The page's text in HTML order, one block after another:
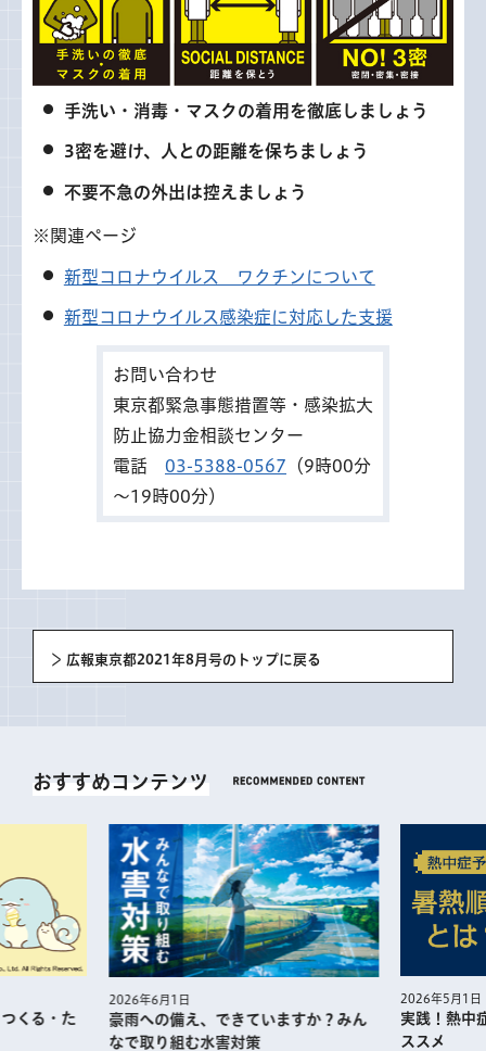
手洗い・消毒・マスクの着用を徹底しましょう
3密を避け、人との距離を保ちましょう
不要不急の外出は控えましょう
※関連ページ
新型コロナウイルス ワクチンについて
新型コロナウイルス感染症に対応した支援
お問い合わせ
東京都緊急事態措置等・感染拡大
防止協力金相談センター
電話 03-5388-0567 （9時00分
～19時00分）
広報東京都2021年8月号のトップに戻る
おすすめコンテンツ
くる・た
2026年6月1日
豪雨への備え、できていますか？みん
なで取り組む水害対策
2026年5月1日
実践！熱中
ススメ